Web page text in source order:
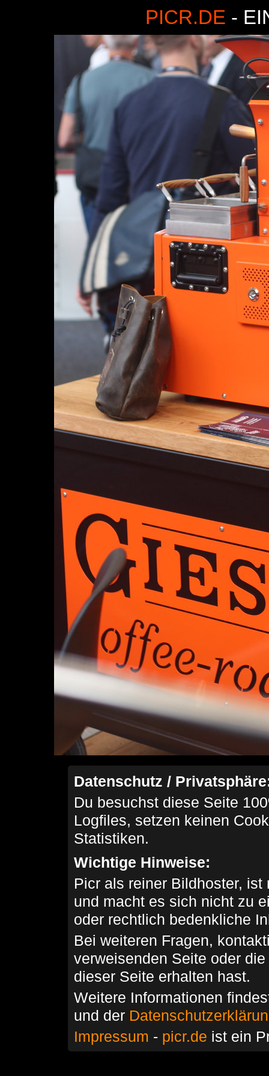
PICR.DE -
Datenschutz /
Du besuchst diese Seite
Logfiles, setzen keinen
Statistiken.
Wichtige Hinweise:
Picr als reiner Bildhoster,
und macht es sich nicht zu
oder rechtlich bedenkliche
Bei weiteren Fragen,
verweisenden Seite oder
dieser Seite erhalten hast.
Weitere Informationen
und der
Impressum - picr.de ist ein